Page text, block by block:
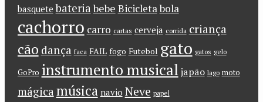
basquete bateriabebe Bicicletabola
cachorro carro cartas cerveja corrida criança
cão dança faca FAIL fogo Futebol gato gatos gelo
GoPro instrumento musical japão lago moto
mágica música navio Neve papel